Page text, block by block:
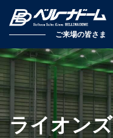
ご来場の皆さま
ライオンズ